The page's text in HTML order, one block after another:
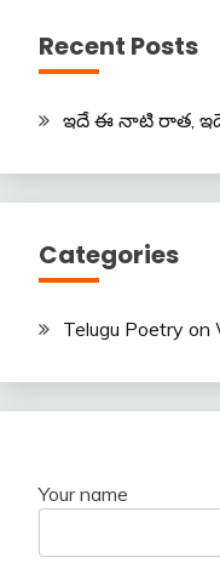
Recent Posts
ఇదే ఈ నాటి రాత,
Categories
Telugu Poetry on
Your name